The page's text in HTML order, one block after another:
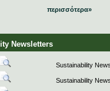
περισσότερα»
Newsletters
Sustainability
Sustainability